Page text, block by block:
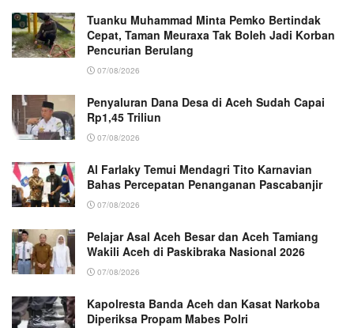
Tuanku Muhammad Minta Pemko Bertindak
Cepat, Taman Meuraxa Tak Boleh Jadi Korban
Pencurian Berulang
07/08/2026
Penyaluran Dana Desa di Aceh Sudah Capai
Rp1,45 Triliun
07/08/2026
Al Farlaky Temui Mendagri Tito Karnavian
Bahas Percepatan Penanganan Pascabanjir
07/08/2026
Pelajar Asal Aceh Besar dan Aceh Tamiang
Wakili Aceh di Paskibraka Nasional 2026
07/08/2026
Kapolresta Banda Aceh dan Kasat Narkoba
Diperiksa Propam Mabes Polri